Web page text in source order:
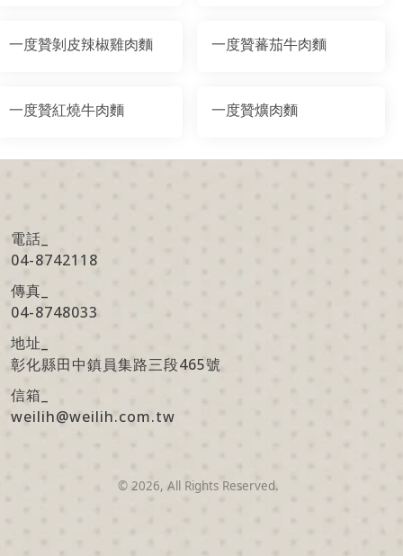
一度贊剝皮辣椒雞肉麵 一度贊蕃茄牛肉麵
一度贊紅燒牛肉麵 一度贊爌肉麵
電話_
04-8742118
傳真
04-8748033
地址
彰化縣田中鎮員集路三段465號
信箱
weilih@weilih.com.tw
© 2026, All Rights Reserved.